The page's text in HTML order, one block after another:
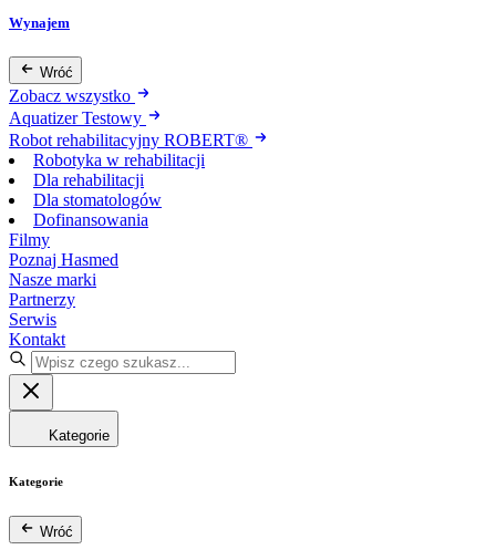
Wynajem
Wróć
Zobacz wszystko
Aquatizer Testowy
Robot rehabilitacyjny ROBERT®
Robotyka w rehabilitacji
Dla rehabilitacji
Dla stomatologów
Dofinansowania
Filmy
Poznaj Hasmed
Nasze marki
Partnerzy
Serwis
Kontakt
Kategorie
Kategorie
Wróć